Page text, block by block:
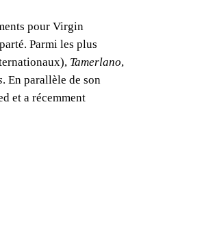
pour Virgin
Parmi les plus
Tamerlano,
. En parallèle de son
et a récemment